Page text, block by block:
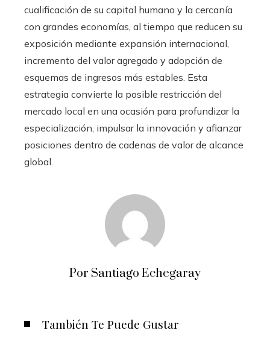
cualificación de su capital humano y la cercanía
con grandes economías, al tiempo que reducen su
exposición mediante expansión internacional,
incremento del valor agregado y adopción de
esquemas de ingresos más estables. Esta
estrategia convierte la posible restricción del
mercado local en una ocasión para profundizar la
especialización, impulsar la innovación y afianzar
posiciones dentro de cadenas de valor de alcance
global.
Por Santiago Echegaray
También Te Puede Gustar